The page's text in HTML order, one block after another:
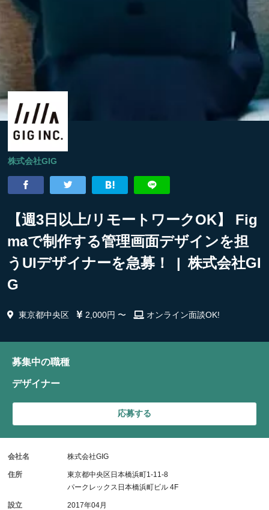
株式会社GIG
【週3日以上/リモートワークOK】 Fig
maで制作する管理画面デザインを担
うUIデザイナーを急募！ | 株式会社GI
G
東京都中央区 2,000円 〜 オンライン面談OK!
募集中の職種
デザイナー
応募する
会社名 株式会社GIG
住所
東京都中央区日本橋浜町1-11-8
パークレックス日本橋浜町ビル 4F
設立 2017年04月